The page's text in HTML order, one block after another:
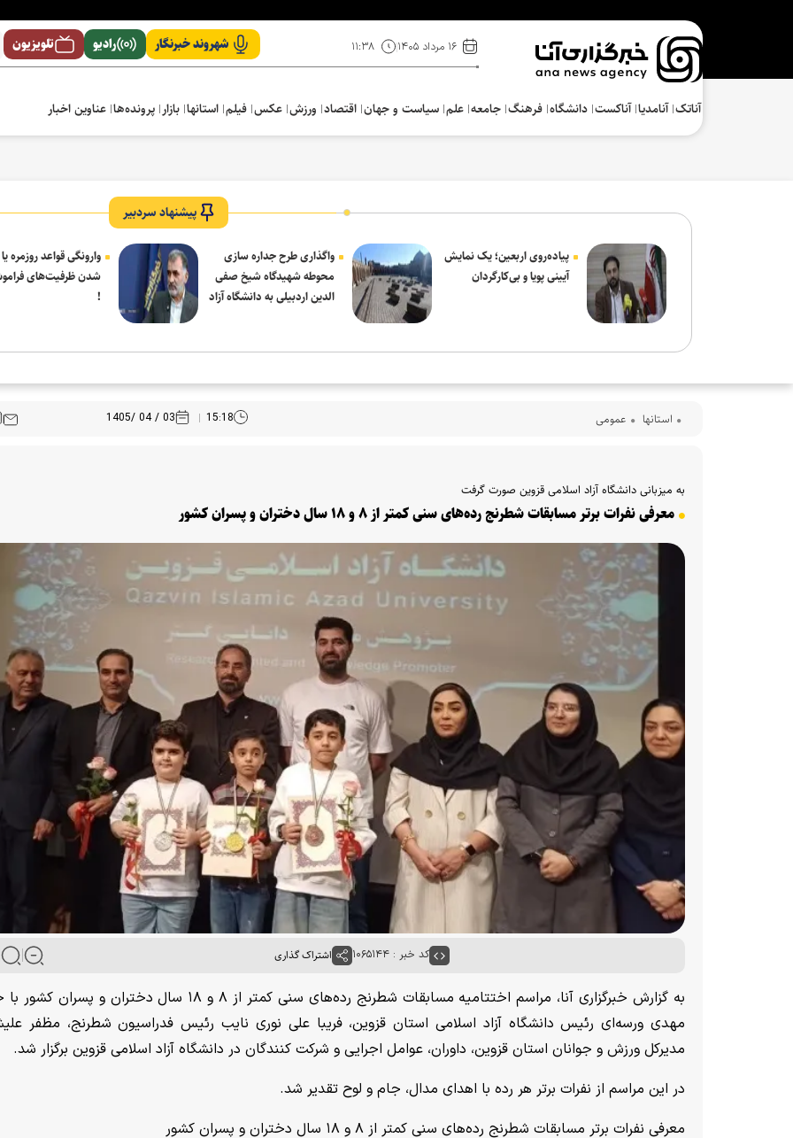
۱۶ مرداد ۱۴۰۵ ۱۱:۳۸ شهروند خبرنگار رادیو تلویزیون
آناتک آنامدیا آناکست دانشگاه فرهنگ‌ جامعه علم سیاست و جهان اقتصاد ورزش عکس فیلم استانها بازار پرونده‌ها عناوین اخبار
پیشنهاد سردبیر
پیاده‌روی اربعین؛ یک نمایش
آیینی پویا و بی‌کارگردان
واگذاری طرح جداره سازی
محوطه شهیدگاه شیخ صفی
الدین اردبیلی به دانشگاه آزاد
وارونگی قواعد روزمره
شدن ظرفیت‌های
!
استانها عمومی 15:18
03 / 04 /1405
به میزبانی دانشگاه آزاد اسلامی قزوین صورت گرفت
معرفی نفرات برتر مسابقات شطرنج رده‌های سنی کمتر از ۸ و ۱۸ سال دختران و پسران کشور
کد خبر : ۱۰۶۵۱۴۴ اشتراک گذاری
به گزارش خبرگزاری آنا، مراسم اختتامیه مسابقات شطرنج رده‌های سنی کمتر از ۸ و ۱۸ سال دختران و
مهدی ورسه‌ای رئیس دانشگاه آزاد اسلامی استان قزوین، فریبا علی نوری نایب رئیس فدراسیون شطرنج، مظفر
مدیرکل ورزش و جوانان استان قزوین، داوران، عوامل اجرایی و شرکت کنندگان در دانشگاه آزاد اسلامی قزوین برگزار شد.
در این مراسم از نفرات برتر هر رده با اهدای مدال، جام و لوح تقدیر شد.
معرفی نفرات برتر مسابقات شطرنج رده‌های سنی کمتر از ۸ و ۱۸ سال دختران و پسران کشور